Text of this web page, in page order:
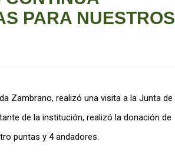
PARA NUESTROS
Zambrano, realizó una visita a la Junta de
de la institución, realizó la donación de
puntas y 4 andadores.